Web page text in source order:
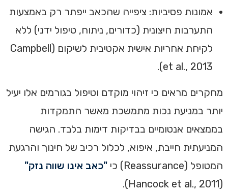
אמונות פסיביות: ציפייה שהכאב ייפתר רק באמצעות
התערבות חיצונית (כדורים, ניתוח, טיפול ידני) ללא
לקיחת אחריות אישית אקטיבית לשיקום (Campbell
et al., 2013).
מחקרים מראים כי זיהוי מוקדם וטיפול בגורמים אלו יעיל
יותר במניעת נכות מתמשכת מאשר התמקדות
בממצאים אנטומיים בבדיקות דימות בלבד. הגישה
המניעתית חייבת, איפוא, לכלול רכיב של חינוך והרגעת
המטופל (Reassurance) כי
"כאב אינו שווה נזק"
(Hancock et al., 2011).